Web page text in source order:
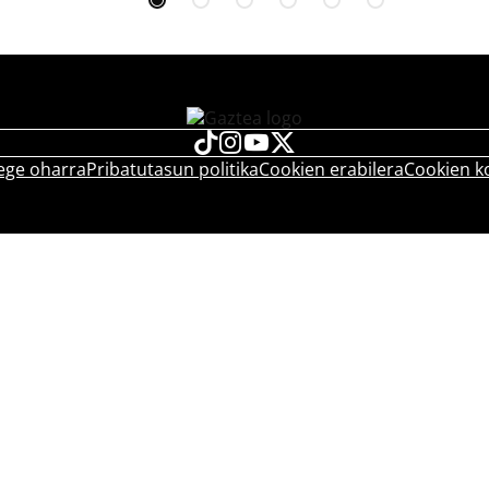
oharraPribatutasun politikaCookien erabileraCookien